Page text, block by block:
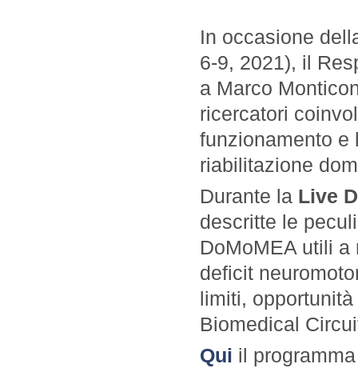
In occasione
6-9, 2021), il
a Marco
ricercatori
funzionamento
riabilitazione
Durante la Live
descritte le
DoMoMEA utili
deficit
limiti,
Biomedical
Qui il